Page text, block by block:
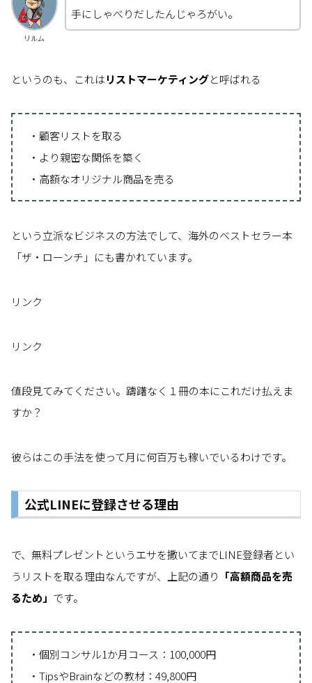
リルム
手にしゃべりだしたんじゃろがい。
というのも、これはリストマーケティングと呼ばれる
・顧客リストを取る
・より親密な関係を築く
・高額なオリジナル商品を売る
という立派なビジネスの方法でして、海外のベストセラー本
「ザ・ローンチ」にも書かれています。
リンク
リンク
値段見てみてください。躊躇なく１冊の本にこれだけ払えま
すか？
彼らはこの手法を使って月に何百万も稼いでいるわけです。
公式LINEに登録させる理由
で、無料プレゼントというエサを撒いてまでLINE登録者とい
うリストを取る理由なんですが、上記の通り 「高額商品を売
るため」 です。
・個別コンサル1か月コース：100,000円
・TipsやBrainなどの教材：49,800円